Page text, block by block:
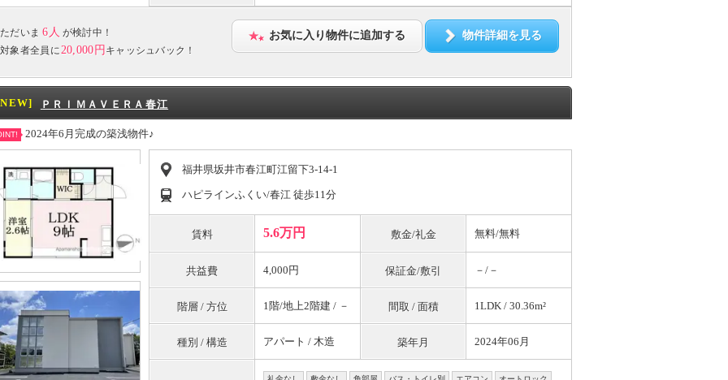
ただいま 6人 が検討中！
対象者全員に20,000円 キャッシュバック！
お気に入り物件に追加する 物件詳細を見る
ＰＲＩＭＡＶＥＲＡ春江
2024年6月完成の築浅物件♪
福井県坂井市春江町江留下3-14-1
ハピラインふくい/春江 徒歩11分
賃料 5.6万円 敷金/礼金 無料/無料
共益費 4,000円 保証金/敷引 －/－
階層 / 方位 1階/地上2階建 / － 間取 / 面積 1LDK / 30.36m²
種別 / 構造 アパート / 木造 築年月 2024年06月